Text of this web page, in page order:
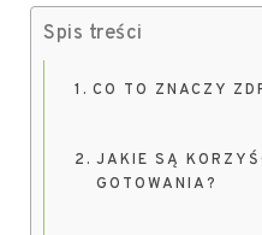
Spis treści
CO TO ZNACZY
JAKIE SĄ
GOTOWANIA?